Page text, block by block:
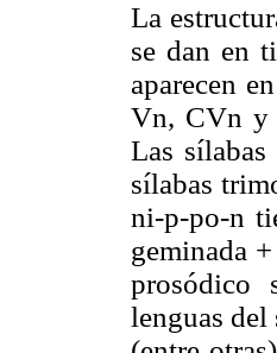
La
se dan en
aparecen
Vn, CVn y
Las
sílabas
ni-p-po-n
geminada
prosódico
lenguas del